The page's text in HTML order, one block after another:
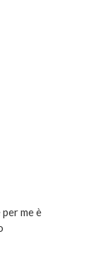
me è